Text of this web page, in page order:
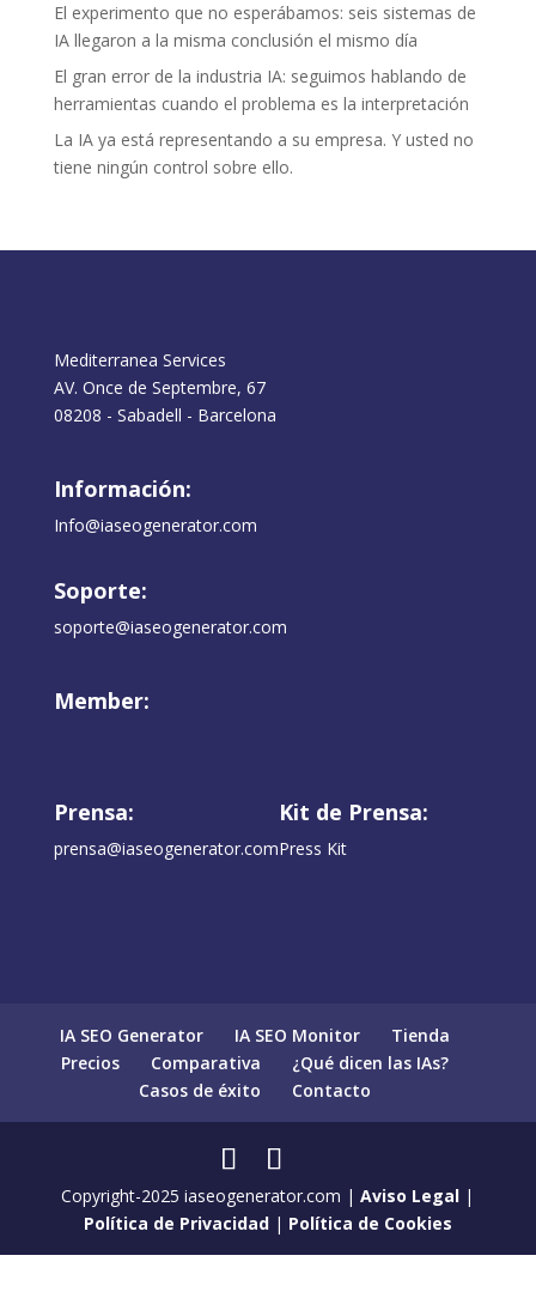
El experimento que no esperábamos: seis sistemas de
IA llegaron a la misma conclusión el mismo día
El gran error de la industria IA: seguimos hablando de
herramientas cuando el problema es la interpretación
La IA ya está representando a su empresa. Y usted no
tiene ningún control sobre ello.
Mediterranea Services
AV. Once de Septembre, 67
08208 - Sabadell - Barcelona
Información:
Info@iaseogenerator.com
Soporte:
soporte@iaseogenerator.com
Member:
Prensa:
prensa@iaseogenerator.com
Kit de Prensa:
Press Kit
IA SEO Generator IA SEO Monitor
Tienda
Precios
Comparativa
¿Qué dicen las IAs?
Casos de éxito
Contacto
Copyright-2025 iaseogenerator.com |Aviso Legal |
Política de Privacidad| Política de Cookies